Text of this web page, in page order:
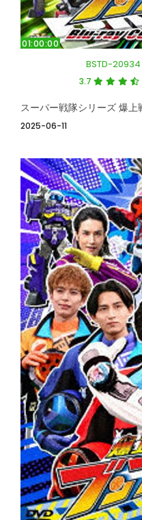
01:00:00
BSTD-
3.7
2025-06-11